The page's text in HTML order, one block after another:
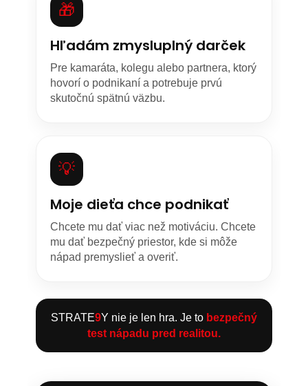
🎁
Hľadám zmysluplný darček
Pre kamaráta, kolegu alebo partnera, ktorý
hovorí o podnikaní a potrebuje prvú
skutočnú spätnú väzbu.
💡
Moje dieťa chce podnikať
Chcete mu dať viac než motiváciu. Chcete
mu dať bezpečný priestor, kde si môže
nápad premyslieť a overiť.
STRATE9Y nie je len hra. Je to bezpečný
test nápadu pred realitou.